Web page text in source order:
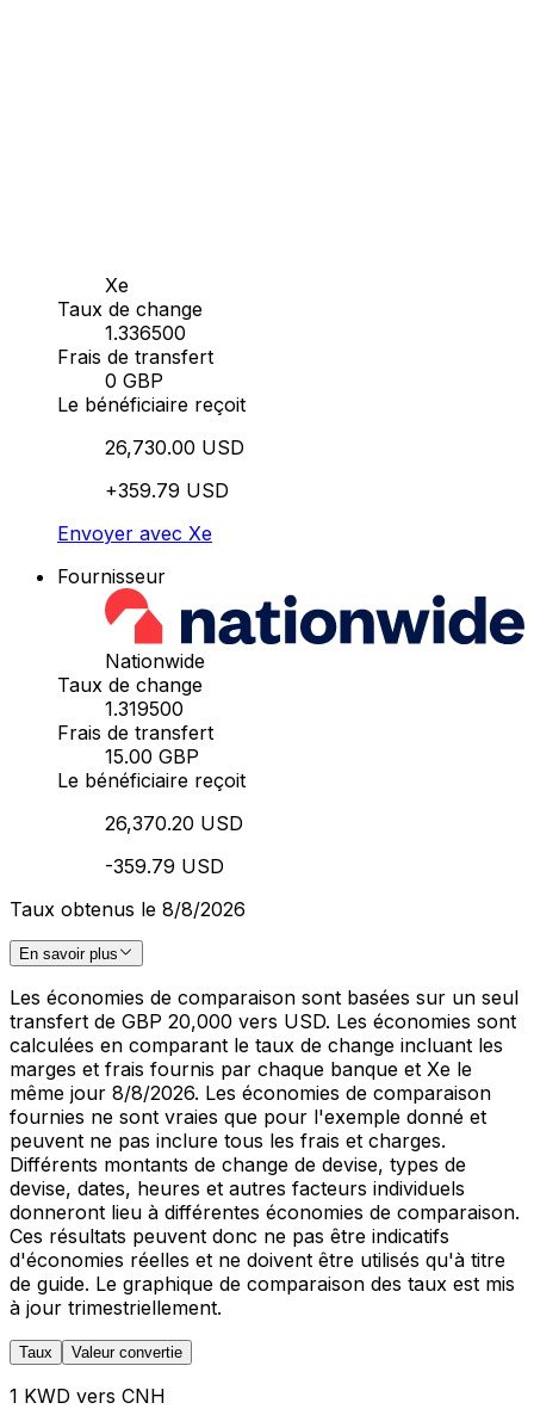
Xe
Taux de change
1.336500
Frais de transfert
0 GBP
Le bénéficiaire reçoit
26,730.00 USD
+359.79 USD
Envoyer avec Xe
Fournisseur
Nationwide
Taux de change
1.319500
Frais de transfert
15.00 GBP
Le bénéficiaire reçoit
26,370.20 USD
-359.79 USD
Taux obtenus le 8/8/2026
En savoir plus
Les économies de comparaison sont basées sur un seul
transfert de GBP 20,000 vers USD. Les économies sont
calculées en comparant le taux de change incluant les
marges et frais fournis par chaque banque et Xe le
même jour 8/8/2026. Les économies de comparaison
fournies ne sont vraies que pour l'exemple donné et
peuvent ne pas inclure tous les frais et charges.
Différents montants de change de devise, types de
devise, dates, heures et autres facteurs individuels
donneront lieu à différentes économies de comparaison.
Ces résultats peuvent donc ne pas être indicatifs
d'économies réelles et ne doivent être utilisés qu'à titre
de guide. Le graphique de comparaison des taux est mis
à jour trimestriellement.
Taux Valeur convertie
1 KWD vers CNH